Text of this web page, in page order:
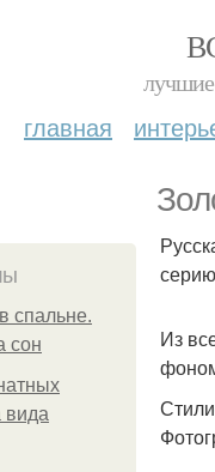
лучшие
главная
спальне.
сон
вида
Из